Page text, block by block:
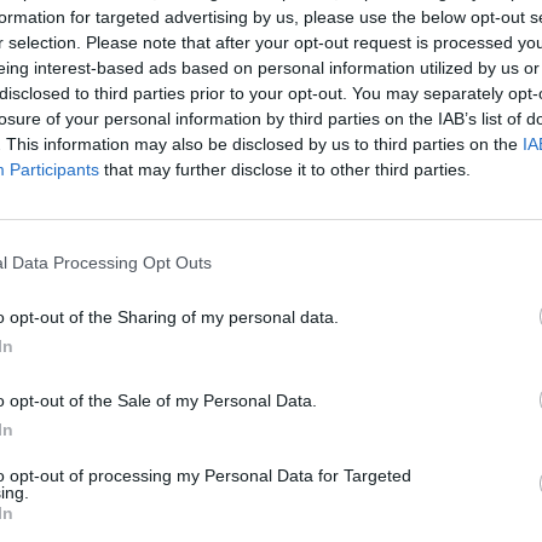
for targeted advertising by us, please use the below opt-out
selection. Please note that after your opt-out request is processed
interest-based ads based on personal information utilized by us
to third parties prior to your opt-out. You may separately
of your personal information by third parties on the IAB’s list of
This information may also be disclosed by us to third parties on the
Participants that may further disclose it to other third parties.
Data Processing Opt Outs
opt-out of the Sharing of my personal data.
opt-out of the Sale of my Personal Data.
opt-out of processing my Personal Data for Targeted
keretében adta át nemrég Narendra Modi,
parlament új épületét Új-Delhiben, az eseményt
bojkottálták. Miért váltott ki ekkora
ország irányításának székhelyét. „Az új parlament nem csak
az önálló India bizonyítéka lesz.” – mondta el Narendra Modi
portfolio.hu hírarchívumához tartozik, melynek olvasása